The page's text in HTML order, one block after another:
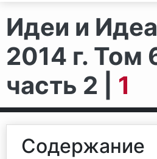
Идеи и
2014 г. Том
часть 2 | 1
Содержание